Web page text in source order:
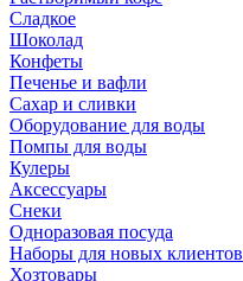
Сладкое
Шоколад
Конфеты
Печенье и вафли
Сахар и сливки
Оборудование для воды
Помпы для воды
Кулеры
Аксессуары
Снеки
Одноразовая посуда
Наборы для новых клиентов
Хозтовары